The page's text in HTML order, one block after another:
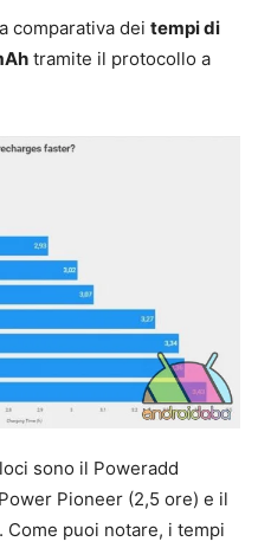
comparativa dei tempi di
tramite il protocollo a
sono il Poweradd
Pioneer (2,5 ore) e il
Come puoi notare, i tempi